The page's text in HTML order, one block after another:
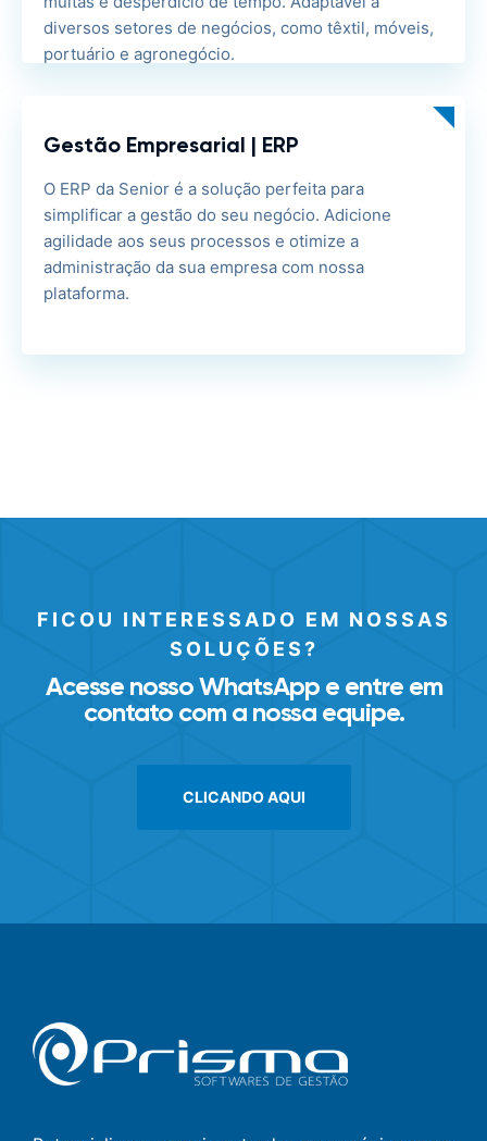
diversos setores de negócios, como têxtil, móveis,
portuário e agronegócio.
Gestão Empresarial | ERP
O ERP da Senior é a solução perfeita para
simplificar a gestão do seu negócio. Adicione
agilidade aos seus processos e otimize a
administração da sua empresa com nossa
plataforma.
FICOU INTERESSADO EM NOSSAS
SOLUÇÕES?
Acesse nosso WhatsApp e entre em
contato com a nossa equipe.
CLICANDO AQUI